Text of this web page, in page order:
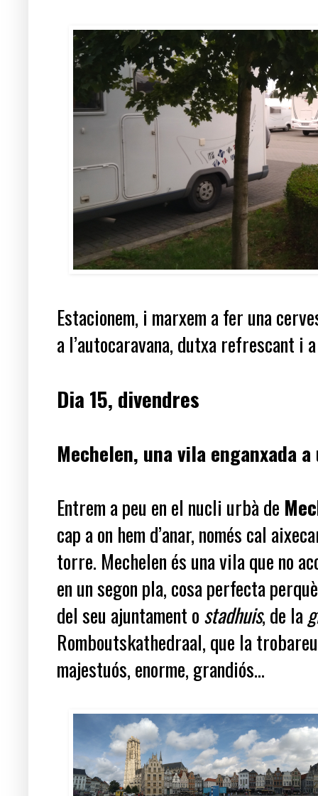
Estacionem, i marxem a fer una
a l’autocaravana, dutxa refrescant i
Dia 15, divendres
Mechelen, una vila enganxada
Entrem a peu en el nucli urbà de
cap a on hem d’anar, només cal
torre. Mechelen és una vila que no
en un segon pla, cosa perfecta
del seu ajuntament ostadhuis, de la
Romboutskathedraal, que la
majestuós, enorme, grandiós...